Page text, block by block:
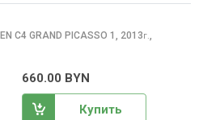
C4 GRAND PICASSO 1, 2013г.,
660.00 BYN
Купить